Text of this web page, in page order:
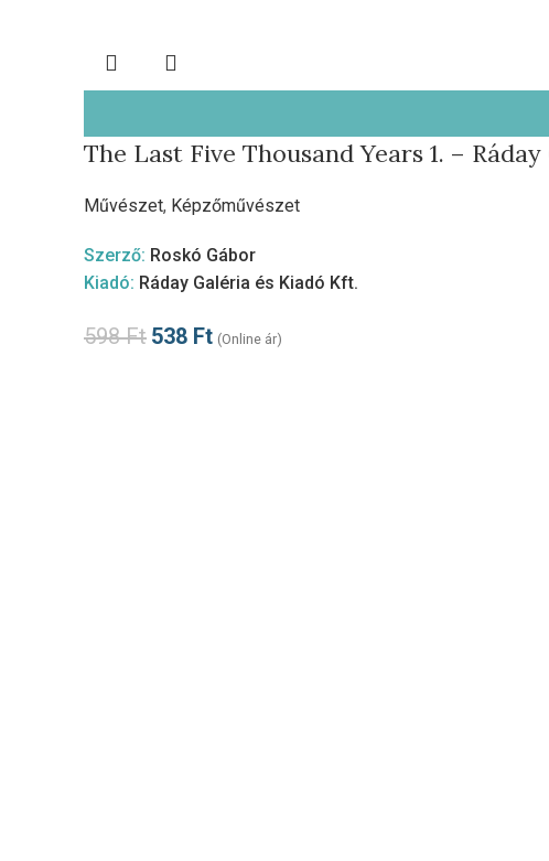
The Last Five Thousand Years 1. –
Művészet, Képzőművészet
Szerző: Roskó Gábor
Kiadó: Ráday Galéria és Kiadó Kft.
598Ft 538 Ft (Online ár)